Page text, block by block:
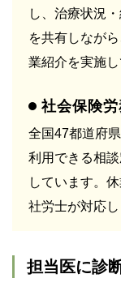
し、治療状況
を共有しなが
業紹介を実施し
社会保険
全国47都道府
利用できる相
しています。
社労士が対応し
担当医に診